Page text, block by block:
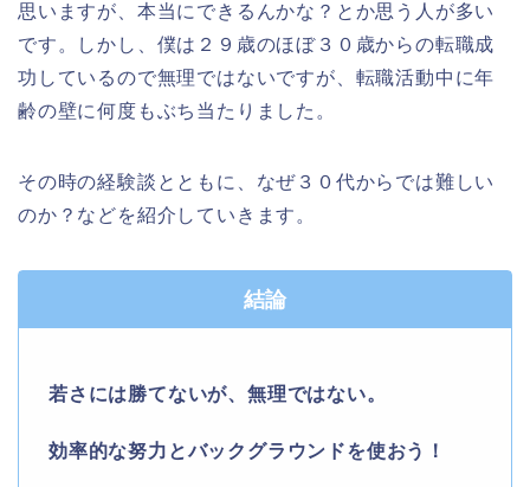
思いますが、本当にできるんかな？とか思う人が多い
です。しかし、僕は２９歳のほぼ３０歳からの転職成
功しているので無理ではないですが、転職活動中に年
齢の壁に何度もぶち当たりました。
その時の経験談とともに、なぜ３０代からでは難しい
のか？などを紹介していきます。
結論
若さには勝てないが、無理ではない。
効率的な努力とバックグラウンドを使おう！